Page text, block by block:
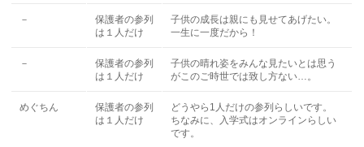
－
保護者の参列
は１人だけ
子供の成長は親にも見せてあげたい。
一生に一度だから！
－
保護者の参列
は１人だけ
子供の晴れ姿をみんな見たいとは思う
がこのご時世では致し方ない…。
めぐちん
保護者の参列
は１人だけ
どうやら1人だけの参列らしいです。
ちなみに、入学式はオンラインらしい
です。